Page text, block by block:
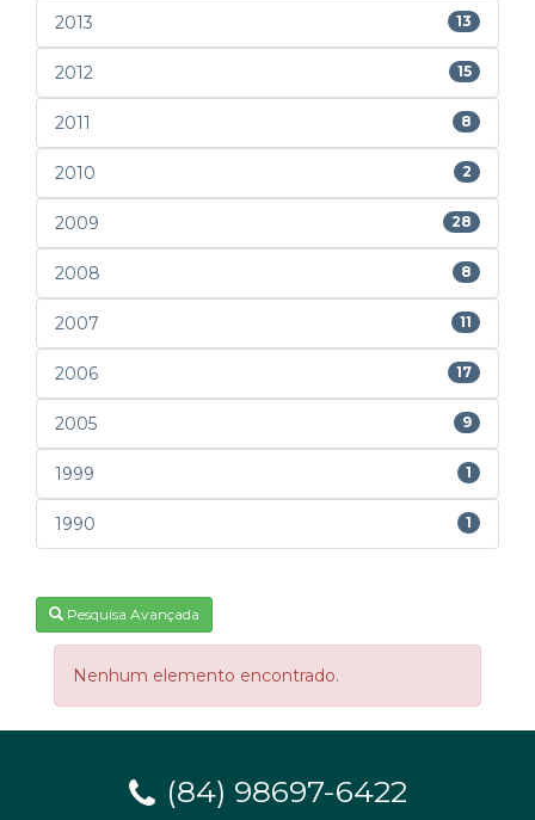
2013 13
2012 15
2011 8
2010 2
2009 28
2008 8
2007 11
2006 17
2005 9
1999 1
1990 1
Pesquisa Avançada
Nenhum elemento encontrado.
(84) 98697-6422